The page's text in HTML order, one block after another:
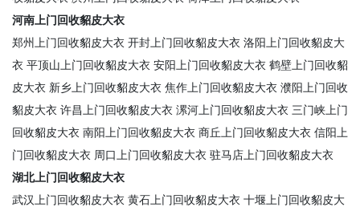
河南上门回收貂皮大衣
郑州上门回收貂皮大衣 开封上门回收貂皮大衣 洛阳上门回收貂皮大
衣 平顶山上门回收貂皮大衣 安阳上门回收貂皮大衣 鹤壁上门回收貂
皮大衣 新乡上门回收貂皮大衣 焦作上门回收貂皮大衣 濮阳上门回收
貂皮大衣 许昌上门回收貂皮大衣 漯河上门回收貂皮大衣 三门峡上门
回收貂皮大衣 南阳上门回收貂皮大衣 商丘上门回收貂皮大衣 信阳上
门回收貂皮大衣 周口上门回收貂皮大衣 驻马店上门回收貂皮大衣
湖北上门回收貂皮大衣
武汉上门回收貂皮大衣 黄石上门回收貂皮大衣 十堰上门回收貂皮大